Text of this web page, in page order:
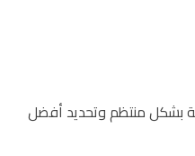
بشكل منتظم وتحديد أفضل